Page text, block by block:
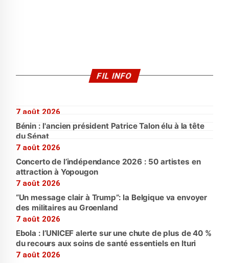
FIL INFO
7 août 2026
Bénin : l'ancien président Patrice Talon élu à la tête
du Sénat
7 août 2026
Concerto de l’indépendance 2026 : 50 artistes en
attraction à Yopougon
7 août 2026
“Un message clair à Trump”: la Belgique va envoyer
des militaires au Groenland
7 août 2026
Ebola : l’UNICEF alerte sur une chute de plus de 40 %
du recours aux soins de santé essentiels en Ituri
7 août 2026